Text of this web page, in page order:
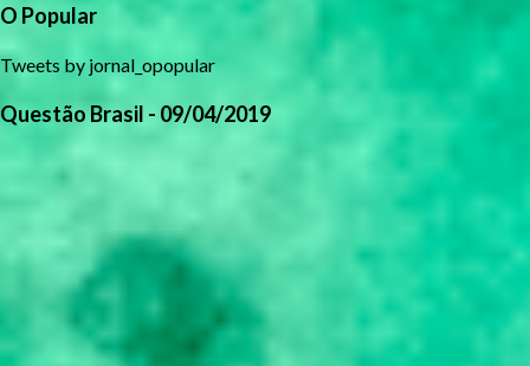
O Popular
Tweets by jornal_opopular
Questão Brasil - 09/04/2019